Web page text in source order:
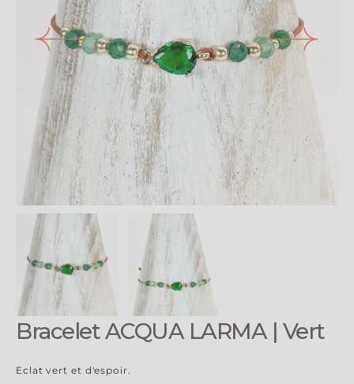
Ouvrir
le
média
Bracelet ACQUA LARMA | Vert
Eclat vert et d'espoir.